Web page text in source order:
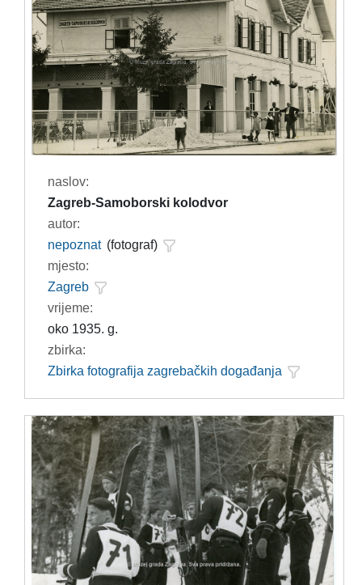
naslov:
Zagreb-Samoborski kolodvor
autor:
nepoznat (fotograf)
mjesto:
Zagreb
vrijeme:
oko 1935. g.
zbirka:
Zbirka fotografija zagrebačkih događanja